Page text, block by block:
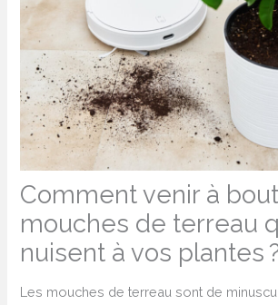
Comment venir à
mouches de terreau
nuisent à vos plantes
Les mouches de terreau sont de